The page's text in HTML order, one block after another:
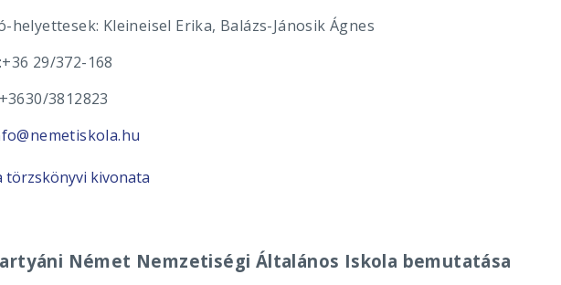
helyettesek: Kleineisel Erika, Balázs-Jánosik Ágnes
29/372-168
3812823
törzskönyvi kivonata
Német Nemzetiségi Általános Iskola bemutatása